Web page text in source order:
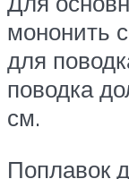
мононить
для
поводка
см.
Поплавок